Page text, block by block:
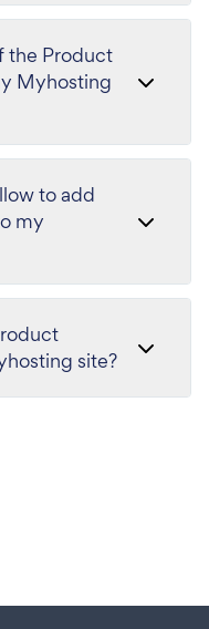
the Product
Myhosting
to add
my
site?